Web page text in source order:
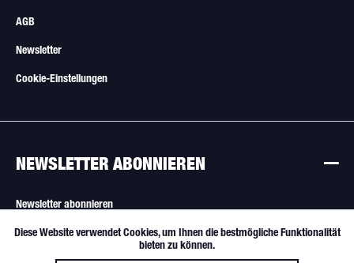
AGB
Newsletter
Cookie-Einstellungen
NEWSLETTER ABONNIEREN
Newsletter abonnieren
Alle Angebote sind freibleibend. Verkauf nur an Wiederverkäufer und
gewerbliche Käufer.
Funktionale Aktiv
Diese Website verwendet Cookies, um Ihnen die bestmögliche Funktionalität
bieten zu können.